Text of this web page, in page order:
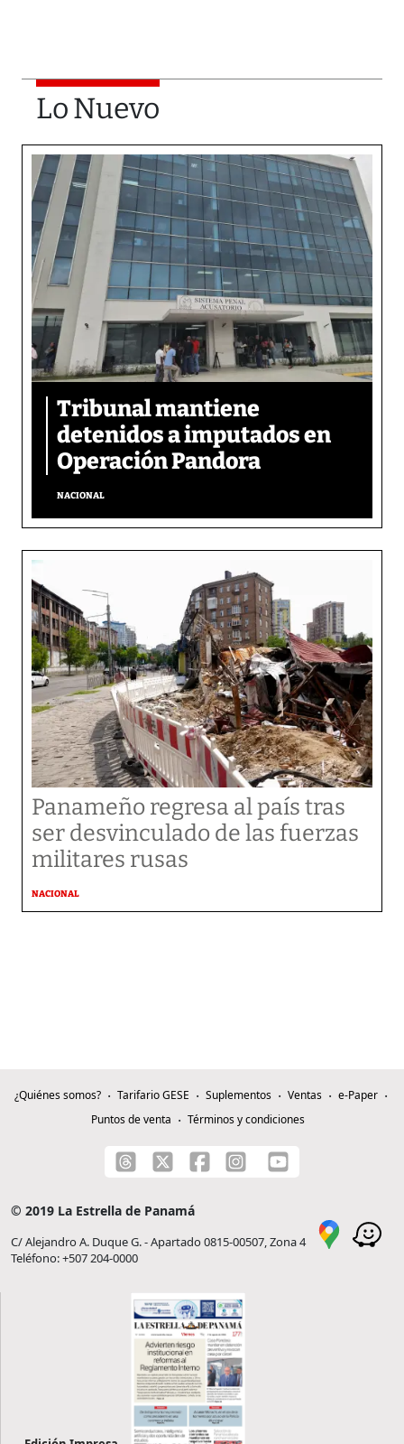
Lo Nuevo
Tribunal mantiene
detenidos a imputados en
Operación Pandora
NACIONAL
Panameño regresa al país tras
ser desvinculado de las fuerzas
militares rusas
NACIONAL
¿Quiénes somos? Tarifario GESE Suplementos Ventas
e-Paper
Puntos de venta
Términos y condiciones
© 2019 La Estrella de Panamá
C/ Alejandro A. Duque G. - Apartado 0815-00507, Zona 4
Teléfono: +507 204-0000